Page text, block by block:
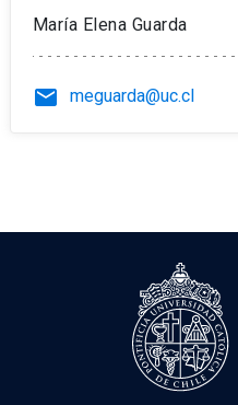
María Elena Guarda
email meguarda@uc.cl